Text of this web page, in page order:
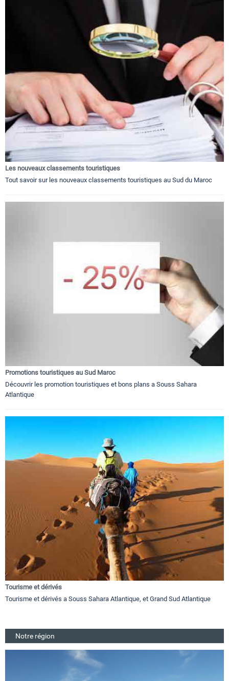
Les nouveaux classements touristiques
Tout savoir sur les nouveaux classements touristiques au Sud du Maroc
Promotions touristiques au Sud Maroc
Découvrir les promotion touristiques et bons plans a Souss Sahara
Atlantique
Tourisme et dérivés
Tourisme et dérivés a Souss Sahara Atlantique, et Grand Sud Atlantique
Notre région